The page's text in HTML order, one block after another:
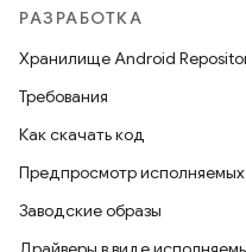
РАЗРАБОТКА
Хранилище Android
Требования
Как скачать код
Предпросмотр
Заводские образы